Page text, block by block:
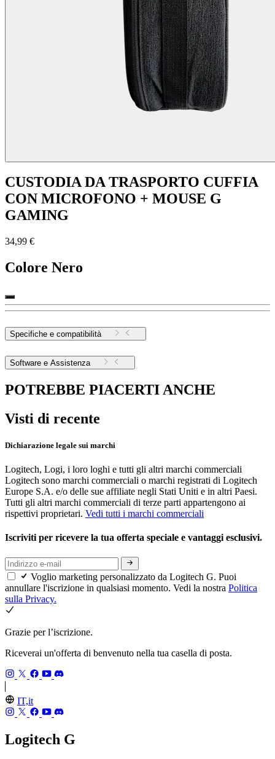
CUSTODIA DA TRASPORTO CUFFIA
CON MICROFONO + MOUSE G
GAMING
34,99 €
Colore Nero
Specifiche e compatibilità
Software e Assistenza
POTREBBE PIACERTI ANCHE
Visti di recente
Dichiarazione legale sui marchi
Logitech, Logi, i loro loghi e tutti gli altri marchi commerciali
Logitech sono marchi commerciali o marchi registrati di Logitech
Europe S.A. e/o delle sue affiliate negli Stati Uniti e in altri Paesi.
Tutti gli altri marchi commerciali di terze parti appartengono ai
rispettivi proprietari. Vedi tutti i marchi commerciali
Iscriviti per ricevere la tua offerta speciale e vantaggi esclusivi.
Voglio marketing personalizzato da Logitech G. Puoi
annullare l'iscrizione in qualsiasi momento. Vedi la nostra Politica
sulla Privacy.
Grazie per l’iscrizione.
Riceverai un'offerta di benvenuto nella tua casella di posta.
IT,it
Logitech G